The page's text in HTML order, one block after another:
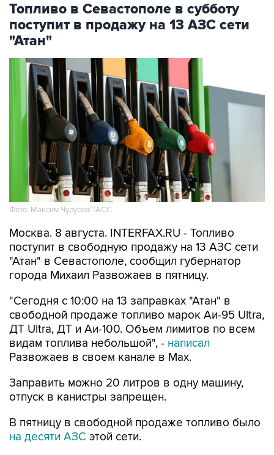
Топливо в Севастополе в субботу
поступит в продажу на 13 АЗС сети
"Атан"
Фото: Максим Чурусов/ТАСС
Москва. 8 августа. INTERFAX.RU - Топливо
поступит в свободную продажу на 13 АЗС сети
"Атан" в Севастополе, сообщил губернатор
города Михаил Развожаев в пятницу.
"Сегодня с 10:00 на 13 заправках "Атан" в
свободной продаже топливо марок Аи-95 Ultra,
ДТ Ultra, ДТ и Аи-100. Объем лимитов по всем
видам топлива небольшой", - написал
Развожаев в своем канале в Max.
Заправить можно 20 литров в одну машину,
отпуск в канистры запрещен.
В пятницу в свободной продаже топливо было
на десяти АЗС этой сети.